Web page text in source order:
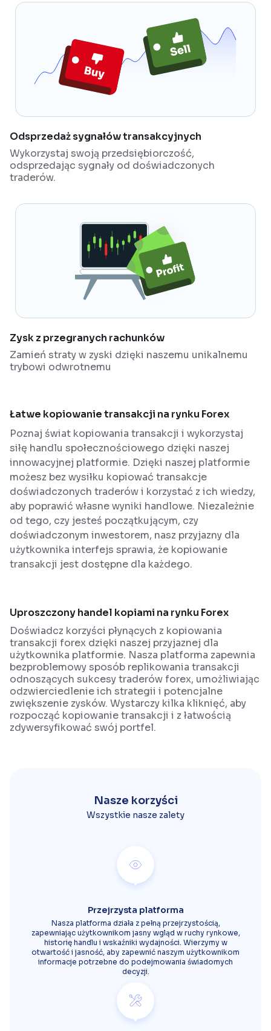
Odsprzedaż sygnałów transakcyjnych
Wykorzystaj swoją przedsiębiorczość,
odsprzedając sygnały od doświadczonych
traderów.
Zysk z przegranych rachunków
Zamień straty w zyski dzięki naszemu unikalnemu
trybowi odwrotnemu
Łatwe kopiowanie transakcji na rynku Forex
Poznaj świat kopiowania transakcji i wykorzystaj
siłę handlu społecznościowego dzięki naszej
innowacyjnej platformie. Dzięki naszej platformie
możesz bez wysiłku kopiować transakcje
doświadczonych traderów i korzystać z ich wiedzy,
aby poprawić własne wyniki handlowe. Niezależnie
od tego, czy jesteś początkującym, czy
doświadczonym inwestorem, nasz przyjazny dla
użytkownika interfejs sprawia, że kopiowanie
transakcji jest dostępne dla każdego.
Uproszczony handel kopiami na rynku Forex
Doświadcz korzyści płynących z kopiowania
transakcji forex dzięki naszej przyjaznej dla
użytkownika platformie. Nasza platforma zapewnia
bezproblemowy sposób replikowania transakcji
odnoszących sukcesy traderów forex, umożliwiając
odzwierciedlenie ich strategii i potencjalne
zwiększenie zysków. Wystarczy kilka kliknięć, aby
rozpocząć kopiowanie transakcji i z łatwością
zdywersyfikować swój portfel.
Nasze korzyści
Wszystkie nasze zalety
Przejrzysta platforma
Nasza platforma działa z pełną przejrzystością,
zapewniając użytkownikom jasny wgląd w ruchy rynkowe,
historię handlu i wskaźniki wydajności. Wierzymy w
otwartość i jasność, aby zapewnić naszym użytkownikom
informacje potrzebne do podejmowania świadomych
decyzji.